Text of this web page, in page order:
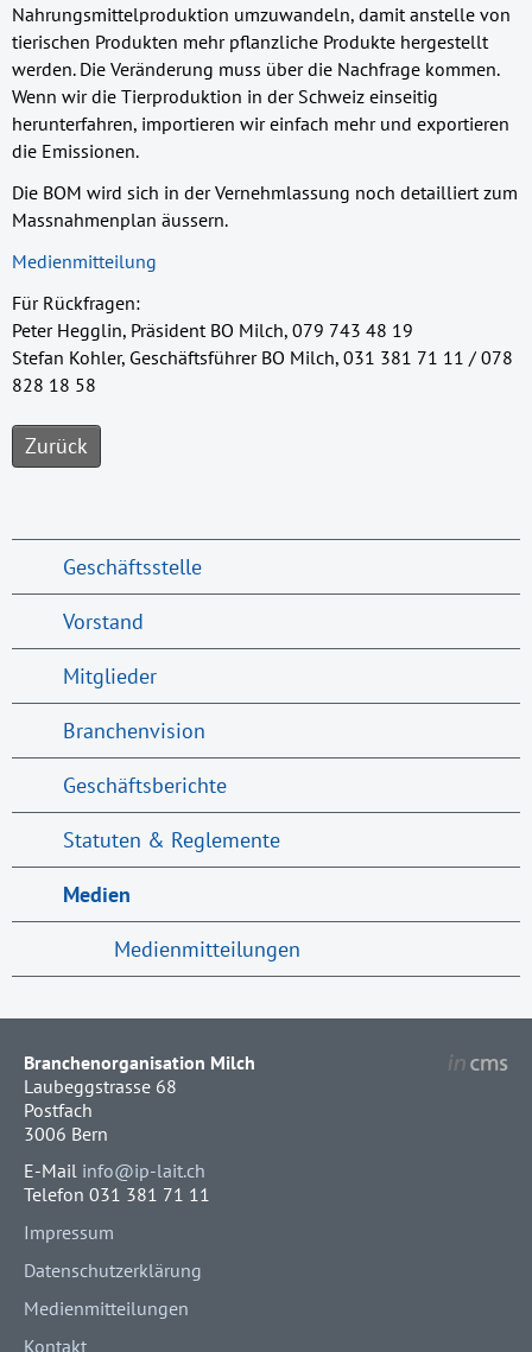
Nahrungsmittelproduktion umzuwandeln, damit anstelle von
tierischen Produkten mehr pflanzliche Produkte hergestellt
werden. Die Veränderung muss über die Nachfrage kommen.
Wenn wir die Tierproduktion in der Schweiz einseitig
herunterfahren, importieren wir einfach mehr und exportieren
die Emissionen.
Die BOM wird sich in der Vernehmlassung noch detailliert zum
Massnahmenplan äussern.
Medienmitteilung
Für Rückfragen:
Peter Hegglin, Präsident BO Milch, 079 743 48 19
Stefan Kohler, Geschäftsführer BO Milch, 031 381 71 11 / 078
828 18 58
Zurück
Geschäftsstelle
Vorstand
Mitglieder
Branchenvision
Geschäftsberichte
Statuten & Reglemente
Medien
Medienmitteilungen
Branchenorganisation Milch
Laubeggstrasse 68
Postfach
3006 Bern
E-Mail info@ip-lait.ch
Telefon 031 381 71 11
Impressum
Datenschutzerklärung
Medienmitteilungen
Kontakt